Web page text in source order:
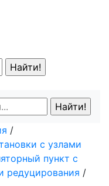
/
с узлами
пункт c
редуцирования /